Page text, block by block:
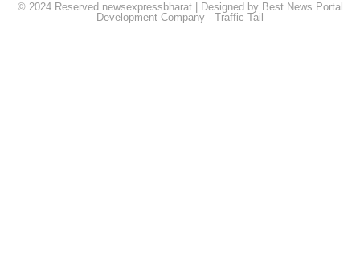
© 2024 Reserved newsexpressbharat | Designed by Best News Portal
Development Company - Traffic Tail